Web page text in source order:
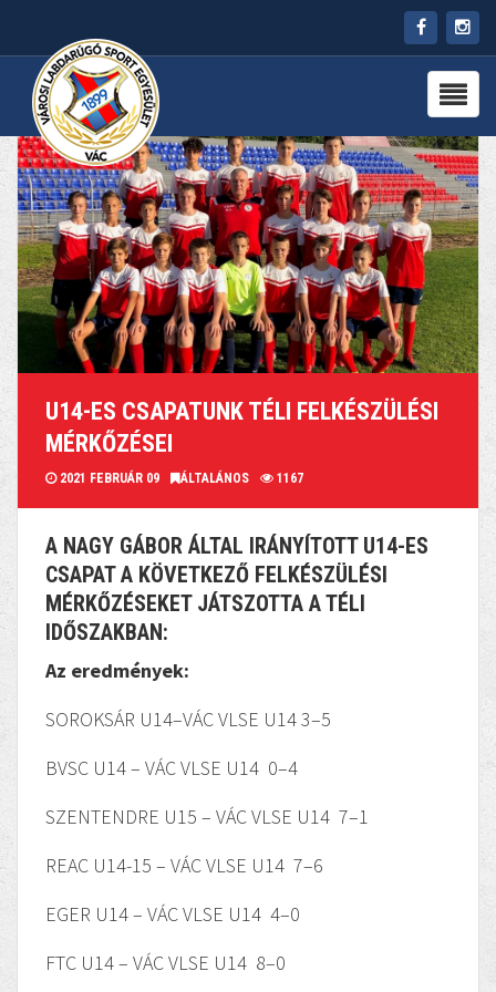
U14-ES CSAPATUNK TÉLI FELKÉSZÜLÉSI
MÉRKŐZÉSEI
2021 FEBRUÁR 09 ÁLTALÁNOS 1167
A NAGY GÁBOR ÁLTAL IRÁNYÍTOTT U14-ES
CSAPAT A KÖVETKEZŐ FELKÉSZÜLÉSI
MÉRKŐZÉSEKET JÁTSZOTTA A TÉLI
IDŐSZAKBAN:
Az eredmények:
SOROKSÁR U14–VÁC VLSE U14 3–5
BVSC U14 – VÁC VLSE U14 0–4
SZENTENDRE U15 – VÁC VLSE U14 7–1
REAC U14-15 – VÁC VLSE U14 7–6
EGER U14 – VÁC VLSE U14 4–0
FTC U14 – VÁC VLSE U14 8–0
HÍREK
RÓLUNK
CSAPATOK
PARTNEREK
PROGRAMOK
KAPCSOLAT